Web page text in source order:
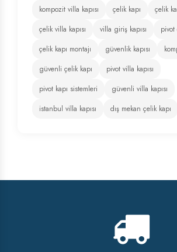
kompozit villa kapısı
çelik kapı
çelik
çelik villa kapısı
villa giriş kapısı
pivot
çelik kapı montajı
güvenlik kapısı
güvenli çelik kapı
pivot villa kapısı
pivot kapı sistemleri
güvenli villa kapısı
istanbul villa kapısı
dış mekan çelik kapı